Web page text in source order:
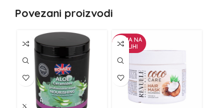
Povezani proizvodi
NEMA NA
ZALIHI